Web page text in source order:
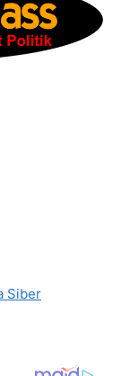
Siber